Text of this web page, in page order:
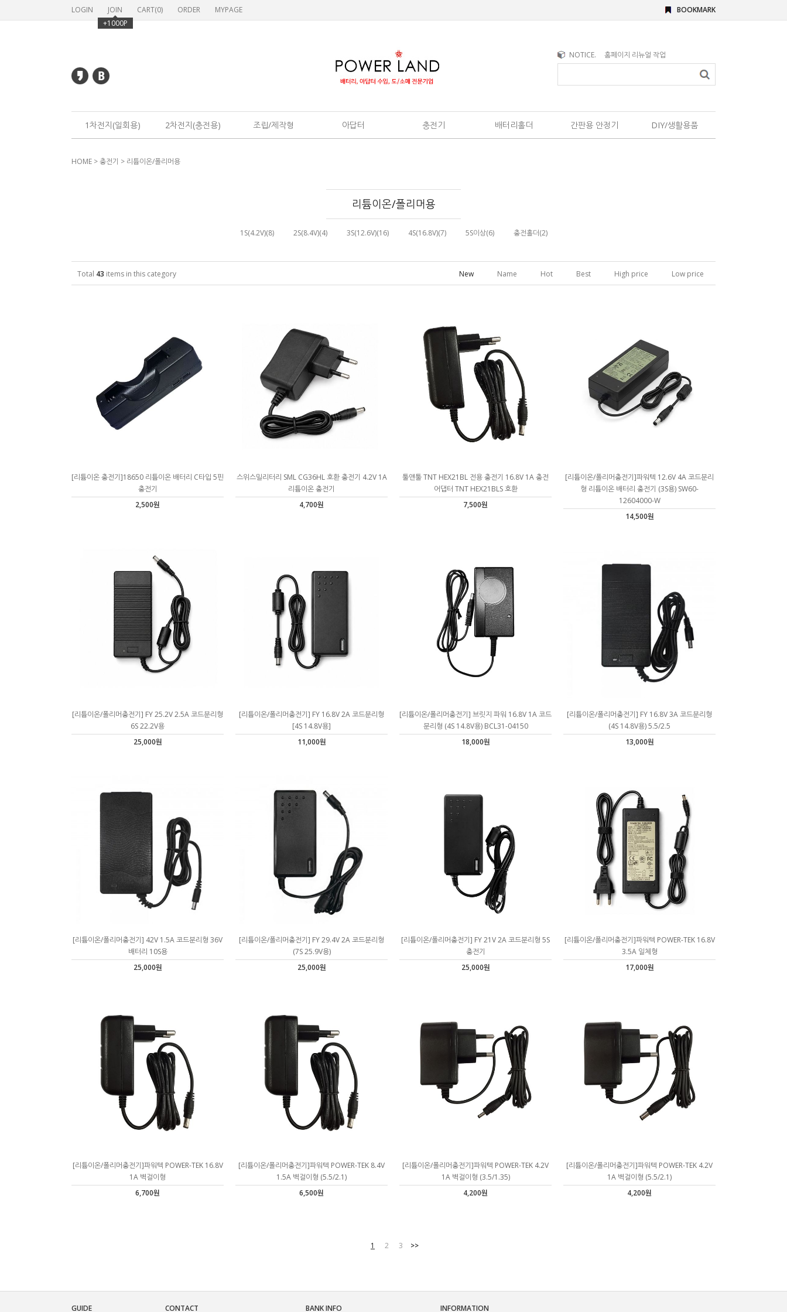
LOGIN
JOIN
+1000P
CART(0) ORDER MYPAGE BOOKMARK
NOTICE. 홈페이지 리뉴얼 작업
1차전지(일회용) 2차전지(충전용) 조립/제작형 아답터 충전기 배터리홀더 간판용 안정기 DIY/생활용품
HOME >충전기 > 리튬이온/폴리머용
리튬이온/폴리머용
1S(4.2V)(8) 2S(8.4V)(4) 3S(12.6V)(16) 4S(16.8V)(7) 5S이상(6) 충전홀더(2)
Total 43 items in this category New Name Hot Best High price Low price
[리튬이온 충전기]18650 리튬이온 배터리 C타입 5핀
충전기
2,500원
스위스밀리터리 SML CG36HL 호환 충전기 4.2V 1A
리튬이온 충전기
4,700원
툴앤툴 TNT HEX21BL 전용 충전기 16.8V 1A 충전
어댑터 TNT HEX21BLS 호환
7,500원
[리튬이온/폴리머충전기]파워텍 12.6V 4A 코드분리
형 리튬이온 배터리 충전기 (3S용) SW60-
12604000-W
14,500원
[리튬이온/폴리머충전기] FY 25.2V 2.5A 코드분리형
6S 22.2V용
25,000원
[리튬이온/폴리머충전기] FY 16.8V 2A 코드분리형
[4S 14.8V용]
11,000원
[리튬이온/폴리머충전기] 브릿지 파워 16.8V 1A 코드
분리형 (4S 14.8V용) BCL31-04150
18,000원
[리튬이온/폴리머충전기] FY 16.8V 3A 코드분리형
(4S 14.8V용) 5.5/2.5
13,000원
[리튬이온/폴리머충전기] 42V 1.5A 코드분리형 36V
배터리 10S용
25,000원
[리튬이온/폴리머충전기] FY 29.4V 2A 코드분리형
(7S 25.9V용)
25,000원
[리튬이온/폴리머충전기] FY 21V 2A 코드분리형 5S
충전기
25,000원
[리튬이온/폴리머충전기]파워텍 POWER-TEK 16.8V
3.5A 일체형
17,000원
[리튬이온/폴리머충전기]파워텍 POWER-TEK 16.8V
1A 벽걸이형
6,700원
[리튬이온/폴리머충전기]파워텍 POWER-TEK 8.4V
1.5A 벽걸이형 (5.5/2.1)
6,500원
[리튬이온/폴리머충전기]파워텍 POWER-TEK 4.2V
1A 벽걸이형 (3.5/1.35)
4,200원
[리튬이온/폴리머충전기]파워텍 POWER-TEK 4.2V
1A 벽걸이형 (5.5/2.1)
4,200원
1 2 3 >>
GUIDE CONTACT BANK INFO INFORMATION